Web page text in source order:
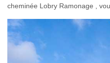
cheminée Lobry Ramonage ,